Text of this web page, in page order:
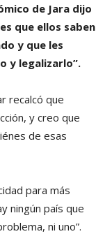
de Jara dijo
que ellos saben
y que les
y legalizarlo”.
recalcó que
y creo que
de esas
para más
ningún país que
ni uno”.